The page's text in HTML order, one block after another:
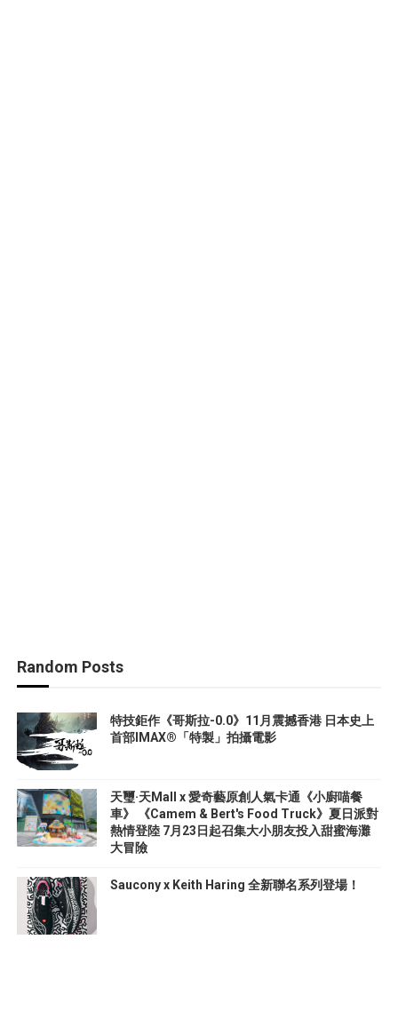
Random Posts
特技鉅作《哥斯拉-0.0》11月震撼香港 日本史上
首部IMAX®「特製」拍攝電影
天璽·天Mall x 愛奇藝原創人氣卡通《小廚喵餐
車》 《Camem & Bert's Food Truck》夏日派對
熱情登陸 7月23日起召集大小朋友投入甜蜜海灘
大冒險
Saucony x Keith Haring 全新聯名系列登場！